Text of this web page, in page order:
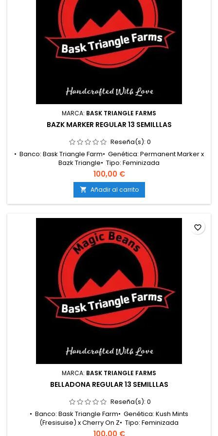
MARCA: BASK TRIANGLE FARMS
BAZK MARKER REGULAR 13 SEMILLLAS
Reseña(s): 0
• Banco: Bask Triangle Farm• Genética: Permanent Marker x
Bazk Triangle• Tipo: Feminizada
fotoperiódica• Clasificación: Híbrido 60/40
índica• Floración: 8 – 9 semanas• Cosecha
exterior: Principios de octubre• Producción: Media –
alta• Cultivo: Interior / Exterior• Altura: Media• Aromas y
sabores: Gas químico, crema dulce, floral, especias y hash...
100,00 €
 Añadir al carrito
MARCA: BASK TRIANGLE FARMS
BELLADONA REGULAR 13 SEMILLLAS
Reseña(s): 0
• Banco: Bask Triangle Farm• Genética: Kush Mints
(Fresisuise) x Cherry On Z• Tipo: Feminizada
fotoperiódica• Clasificación: Híbrido 55/45
100,00 €
favorite_border